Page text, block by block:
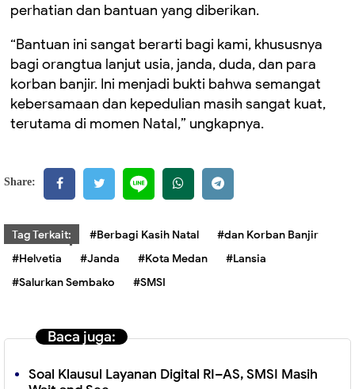
perhatian dan bantuan yang diberikan.
“Bantuan ini sangat berarti bagi kami, khususnya
bagi orangtua lanjut usia, janda, duda, dan para
korban banjir. Ini menjadi bukti bahwa semangat
kebersamaan dan kepedulian masih sangat kuat,
terutama di momen Natal,” ungkapnya.
Share:
Tag Terkait: #Berbagi Kasih Natal
#dan Korban Banjir
#Helvetia
#Janda #Kota Medan
#Lansia
#Salurkan Sembako
#SMSI
Baca juga:
Soal Klausul Layanan Digital RI–AS, SMSI Masih